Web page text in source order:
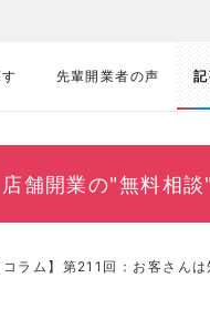
先輩開業者の声
店舗開業の"無料相談
コラム】第211回：お客さん